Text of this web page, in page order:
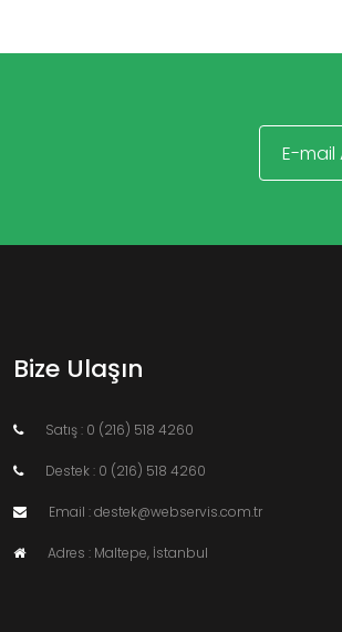
Bize Ulaşın
Satış : 0 (216) 518 4260
Destek : 0 (216) 518 4260
Email : destek@webservis.com.tr
Adres : Maltepe, İstanbul